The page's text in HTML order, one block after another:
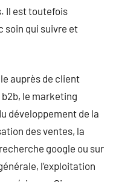
Il est toutefois
soin qui suivre et
auprès de client
le marketing
développement de la
des ventes, la
google ou sur
l’exploitation